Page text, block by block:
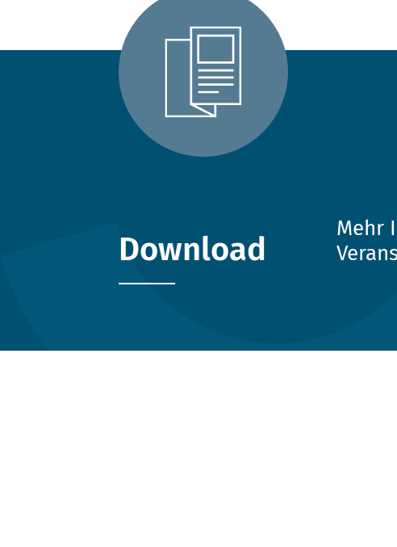
Download
Mehr